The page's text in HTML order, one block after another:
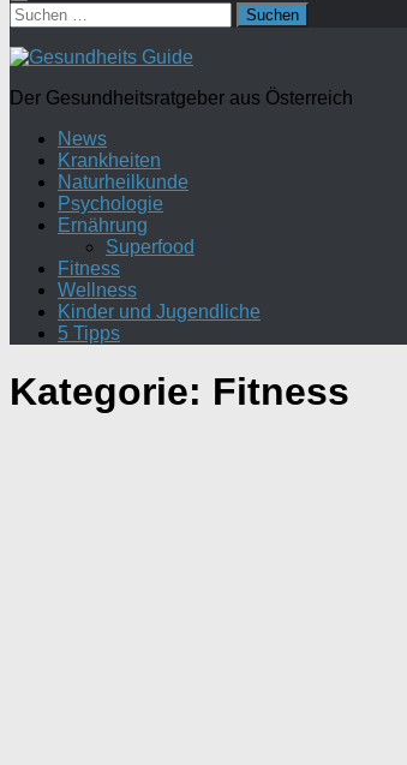
Suchen
nach:
Der Gesundheitsratgeber aus Österreich
News
Krankheiten
Naturheilkunde
Psychologie
Ernährung
Superfood
Fitness
Wellness
Kinder und Jugendliche
5 Tipps
Kategorie: Fitness